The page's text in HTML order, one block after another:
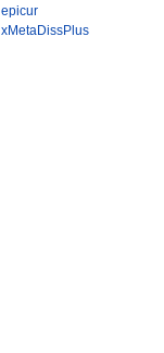
epicur
xMetaDissPlus